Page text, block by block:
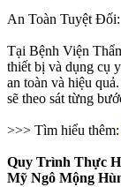
An Toàn Tuyệt Đối:
Tại Bệnh Viện
thiết bị và dụng cụ
an toàn và hiệu
sẽ theo sát từng
>>> Tìm hiểu thêm:
Quy Trình Thực
Mỹ Ngô Mộng